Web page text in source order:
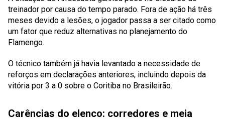
treinador por causa do tempo parado. Fora de ação há três
meses devido a lesões, o jogador passa a ser citado como
um fator que reduz alternativas no planejamento do
Flamengo.
O técnico também já havia levantado a necessidade de
reforços em declarações anteriores, incluindo depois da
vitória por 3 a 0 sobre o Coritiba no Brasileirão.
Carências do elenco: corredores e meia